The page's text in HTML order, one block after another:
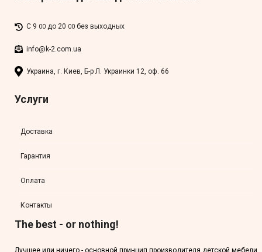
С 9 00 до 20 00 без выходных
info@k-2.com.ua
Украина, г. Киев, Б-р Л. Украинки 12, оф. 66
Услуги
Доставка
Гарантия
Оплата
Контакты
The best - or nothing!
Лучшее или ничего - основной принцип производителя детской мебели